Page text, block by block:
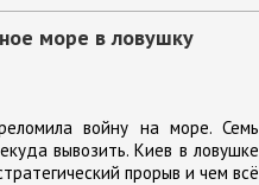
море в ловушку
войну на море. Семь
вывозить. Киев в ловушке
прорыв и чем всё